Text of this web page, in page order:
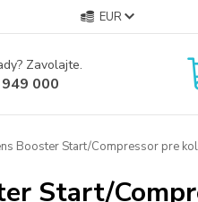
EUR
Zavolajte.
000
Booster Start/Compressor pre
Start/